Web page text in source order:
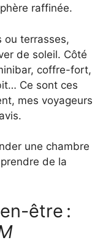
raffinée.
ou terrasses,
de soleil. Côté
coffre-fort,
Ce sont ces
mes voyageurs
une chambre
de la
être :